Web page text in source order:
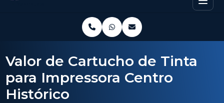
Valor de Cartucho de Tinta
para Impressora Centro
Histórico